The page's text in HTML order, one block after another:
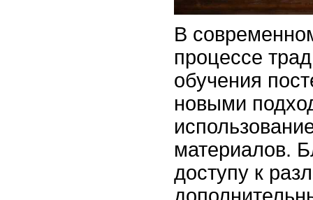
В
процессе
обучения
новыми
материалов.
доступу к